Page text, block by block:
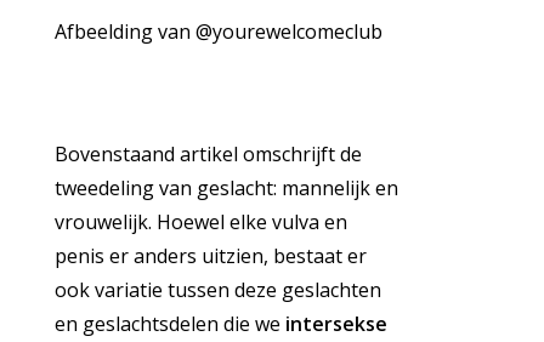
Afbeelding van @yourewelcomeclub
Bovenstaand artikel omschrijft de
tweedeling van geslacht: mannelijk en
vrouwelijk. Hoewel elke vulva en
penis er anders uitzien, bestaat er
ook variatie tussen deze geslachten
en geslachtsdelen die we intersekse